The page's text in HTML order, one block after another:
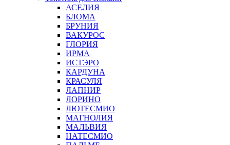
АСЕЛИЯ
БЛОМА
БРУНИЯ
ВАКУРОС
ГЛОРИЯ
ИРМА
ИСТЭРО
КАРДУНА
КРАСУЛЯ
ЛАПНИР
ЛОРИНО
ЛЮТЕСМИО
МАГНОЛИЯ
МАЛЬВИЯ
НАТЕСМИО